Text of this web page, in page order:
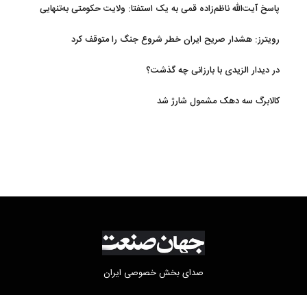
پاسخ آیت‌الله ناظم‌زاده قمی به یک استفتا: ولایت حکومتی به‌تنهایی
رویترز: هشدار صریح ایران خطر شروع جنگ را متوقف کرد
در دیدار الزیدی با بارزانی چه گذشت؟
کالابرگ سه دهک مشمول شارژ شد
صدای بخش خصوصی ایران